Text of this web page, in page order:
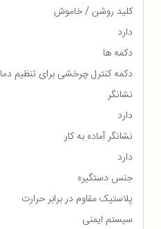
کلید روشن / خاموش
دارد
دکمه ها
دکمه کنترل چرخشی برای تنظیم دما
نشانگر
دارد
نشانگر آماده به کار
دارد
جنس دستگیره
پلاستیک مقاوم در برابر حرارت
سیستم ایمنی